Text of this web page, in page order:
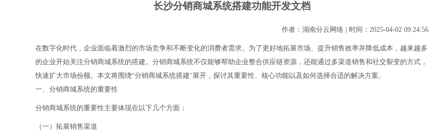
长沙分销商城系统搭建功能开发文档
作者：湖南分云网络 | 时间：2025-04-02 09:24:56
在数字化时代，企业面临着激烈的市场竞争和不断变化的消费者需求。为了更好地拓展市场、提升销售效率并降低成本，越来越多
的企业开始关注分销商城系统的搭建。分销商城系统不仅能够帮助企业整合供应链资源，还能通过多渠道销售和社交裂变的方式，
快速扩大市场份额。本文将围绕“分销商城系统搭建”展开，探讨其重要性、核心功能以及如何选择合适的解决方案。
一、分销商城系统的重要性
分销商城系统的重要性主要体现在以下几个方面：
（一）拓展销售渠道